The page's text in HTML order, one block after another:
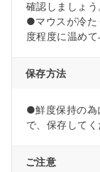
確認しましょう
●マウスが冷た
度程度に温めて
保存方法
●鮮度保持の為
で、保存してく
ご注意